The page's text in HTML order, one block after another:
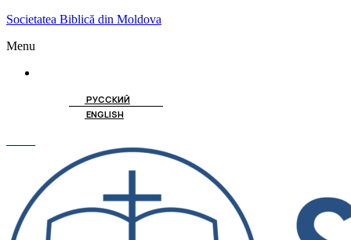
Societatea Biblică din Moldova
Menu
РУССКИЙ
ENGLISH